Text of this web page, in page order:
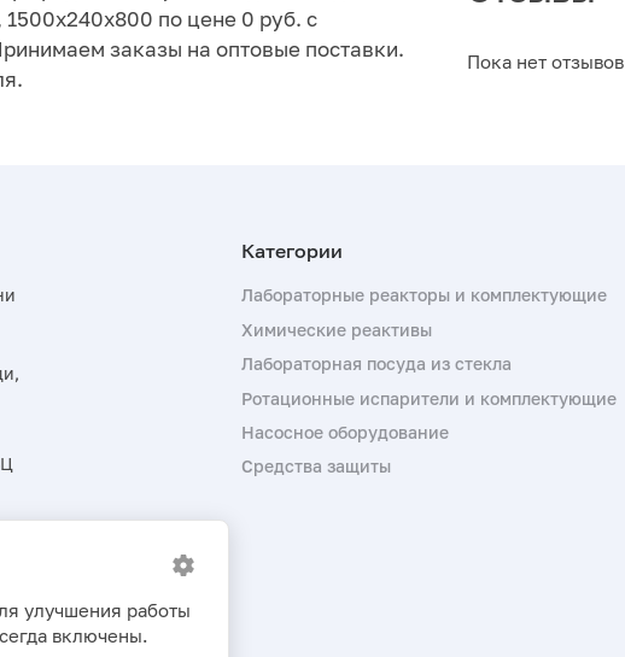
1500х240х800 по цене 0 руб. с
заказы на оптовые поставки.
Пока нет отзывов
Лабораторные реакторы и комплектующие
Химические реактивы
Лабораторная посуда из стекла
Ротационные испарители и комплектующие
Насосное оборудование
Средства защиты
улучшения работы
включены.